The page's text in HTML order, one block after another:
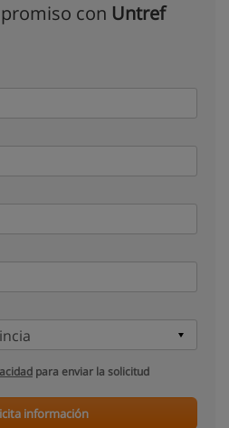
con Untref
para enviar la solicitud
información